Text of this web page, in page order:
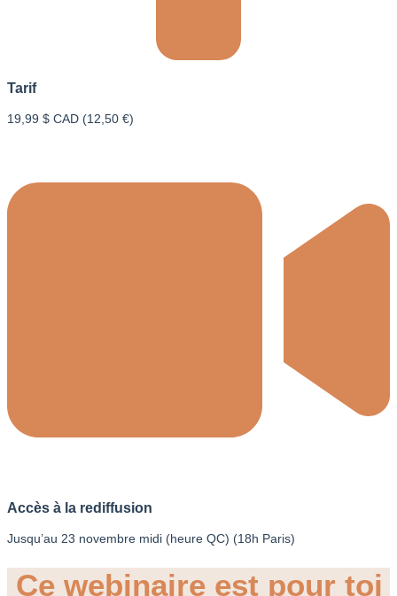
Tarif
19,99 $ CAD (12,50 €)
Accès à la rediffusion
Jusqu’au 23 novembre midi (heure QC) (18h Paris)
Ce webinaire est pour toi